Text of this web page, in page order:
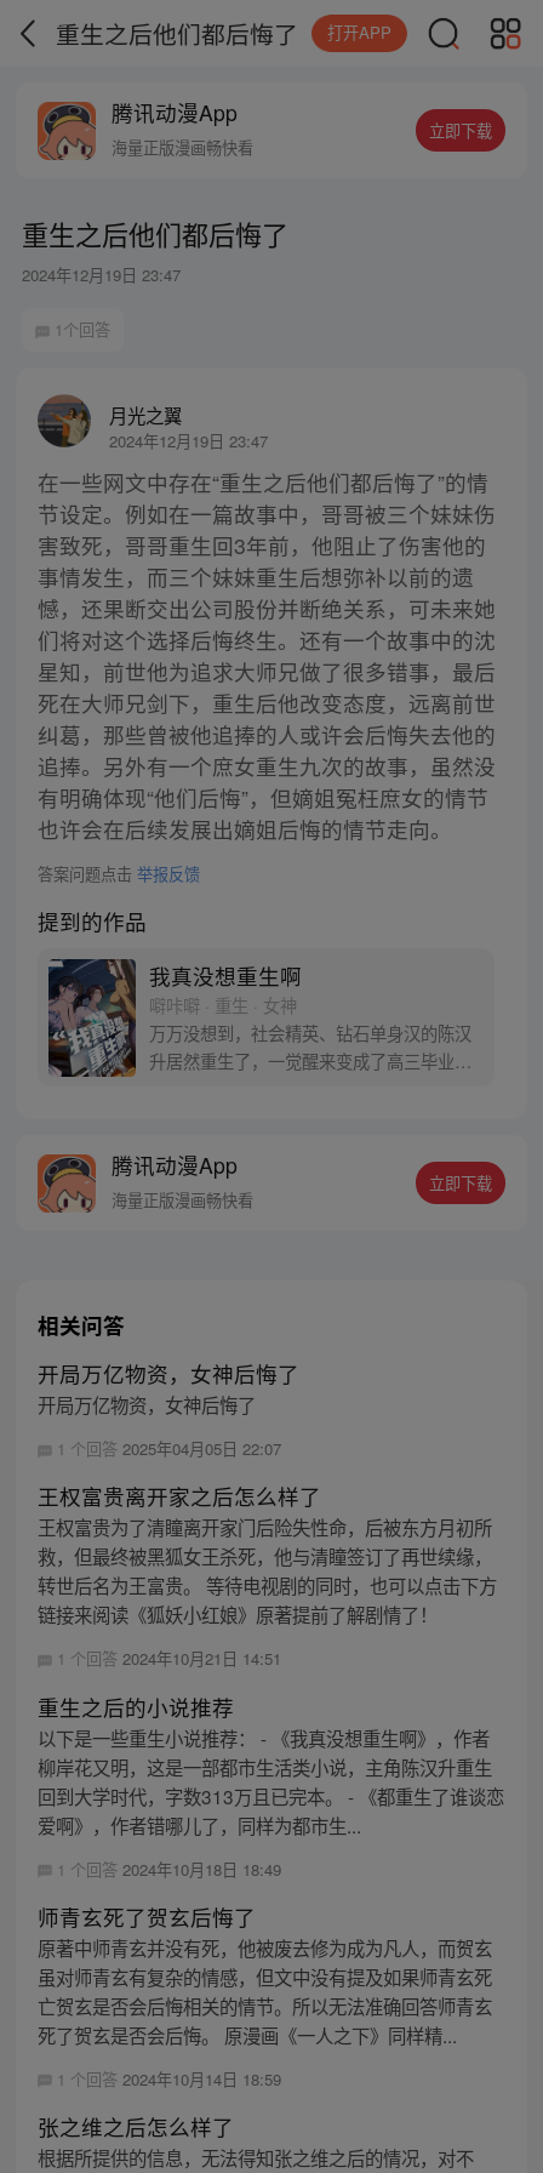
重生之后他们都后悔了 打开APP
腾讯动漫App
海量正版漫画畅快看
立即下载
重生之后他们都后悔了
2024年12月19日 23:47
1个回答
月光之翼
2024年12月19日 23:47
在一些网文中存在“重生之后他们都后悔了”的情
节设定。例如在一篇故事中，哥哥被三个妹妹伤
害致死，哥哥重生回3年前，他阻止了伤害他的
事情发生，而三个妹妹重生后想弥补以前的遗
憾，还果断交出公司股份并断绝关系，可未来她
们将对这个选择后悔终生。还有一个故事中的沈
星知，前世他为追求大师兄做了很多错事，最后
死在大师兄剑下，重生后他改变态度，远离前世
纠葛，那些曾被他追捧的人或许会后悔失去他的
追捧。另外有一个庶女重生九次的故事，虽然没
有明确体现“他们后悔”，但嫡姐冤枉庶女的情节
也许会在后续发展出嫡姐后悔的情节走向。
答案问题点击 举报反馈
提到的作品
我真没想重生啊
噼咔噼 · 重生 · 女神
万万没想到，社会精英、钻石单身汉的陈汉
升居然重生了，一觉醒来变成了高三毕业
腾讯动漫App
海量正版漫画畅快看
立即下载
相关问答
开局万亿物资，女神后悔了
开局万亿物资，女神后悔了
1 个回答 2025年04月05日 22:07
王权富贵离开家之后怎么样了
王权富贵为了清瞳离开家门后险失性命，后被东方月初所
救，但最终被黑狐女王杀死，他与清瞳签订了再世续缘，
转世后名为王富贵。 等待电视剧的同时，也可以点击下方
链接来阅读《狐妖小红娘》原著提前了解剧情了！
1 个回答 2024年10月21日 14:51
重生之后的小说推荐
以下是一些重生小说推荐： - 《我真没想重生啊》，作者
柳岸花又明，这是一部都市生活类小说，主角陈汉升重生
回到大学时代，字数313万且已完本。 - 《都重生了谁谈恋
爱啊》，作者错哪儿了，同样为都市生...
1 个回答 2024年10月18日 18:49
师青玄死了贺玄后悔了
原著中师青玄并没有死，他被废去修为成为凡人，而贺玄
虽对师青玄有复杂的情感，但文中没有提及如果师青玄死
亡贺玄是否会后悔相关的情节。所以无法准确回答师青玄
死了贺玄是否会后悔。 原漫画《一人之下》同样精...
1 个回答 2024年10月14日 18:59
张之维之后怎么样了
根据所提供的信息，无法得知张之维之后的情况，对不